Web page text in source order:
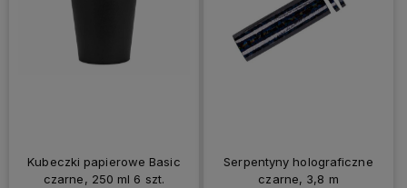
Kubeczki papierowe Basic
czarne, 250 ml 6 szt.
Serpentyny holograficzne
czarne, 3,8 m